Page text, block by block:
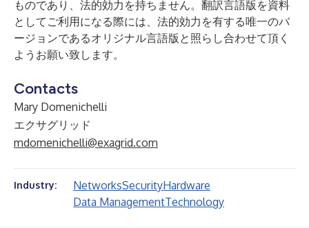
ものであり、法的効力を持ちません。翻訳言語版を資料
としてご利用になる際には、法的効力を有する唯一のバ
ージョンであるオリジナル言語版と照らし合わせて頂く
ようお願い致します。
Contacts
Mary Domenichelli
エクサグリッド
mdomenichelli@exagrid.com
Industry: NetworksSecurityHardware
Data ManagementTechnology